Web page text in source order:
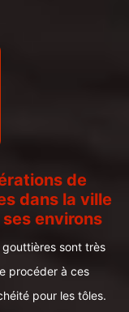
de
dans la ville
environs
sont très
procéder à ces
pour les tôles.